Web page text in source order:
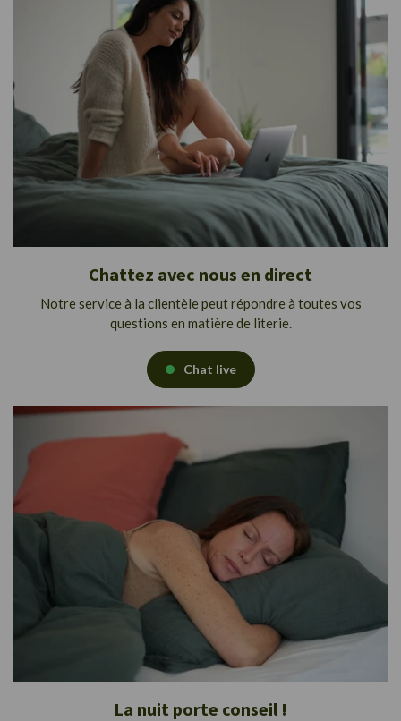
Chattez avec nous en direct
Notre service à la clientèle peut répondre à toutes vos
questions en matière de literie.
Chat live
La nuit porte conseil !